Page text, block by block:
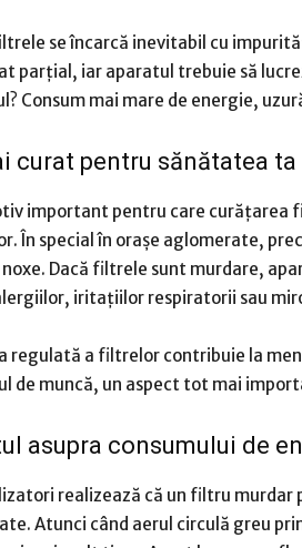
se încarcă inevitabil cu
parțial, iar aparatul trebuie să
Consum mai mare de energie,
curat pentru sănătatea ta
important pentru care
În special în orașe aglomerate,
noxe. Dacă filtrele sunt murdare,
iritațiilor respiratorii sau
regulată a filtrelor contribuie la
de muncă, un aspect tot mai
asupra consumului de
realizează că un filtru murdar
Atunci când aerul circulă greu